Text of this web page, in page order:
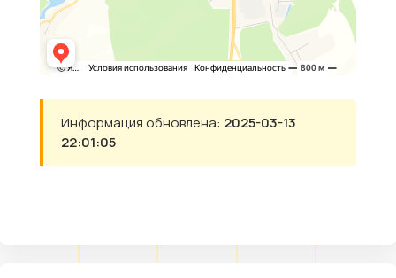
Информация обновлена: 2025-03-13
22:01:05